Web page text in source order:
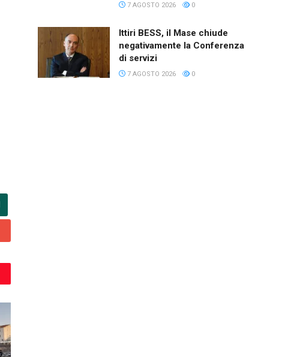
7 AGOSTO 2026 0
Ittiri BESS, il Mase chiude
negativamente la Conferenza
di servizi
7 AGOSTO 2026 0